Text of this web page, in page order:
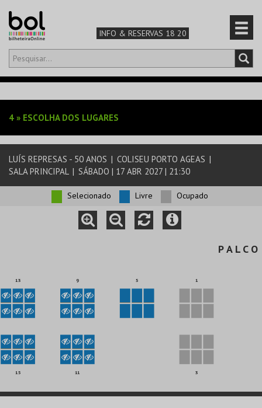
INFO & RESERVAS 18 20
Olá,iniciar sessão
TEATRO & ARTE
MÚSICA & FESTIVAIS
DESPORTO & AVENTURA
4 » ESCOLHA DOS LUGARES
LUÍS REPRESAS - 50 ANOS | COLISEU PORTO AGEAS |
SALA PRINCIPAL | SÁBADO | 17 ABR 2027 | 21:30
Selecionado Livre Ocupado
P A L C O
13 9 5 1
15 11 3